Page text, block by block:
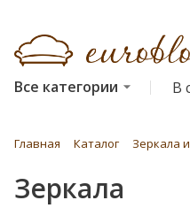
Все категории В
Главная Каталог Зеркала
Зеркала